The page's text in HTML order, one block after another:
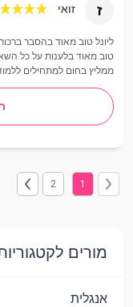
ז זואי
ליונל טוב מאוד בהסבר
טוב מאוד בלענות על כל
ממליץ בחום למתחילים
1
2
מורים
אנגלית